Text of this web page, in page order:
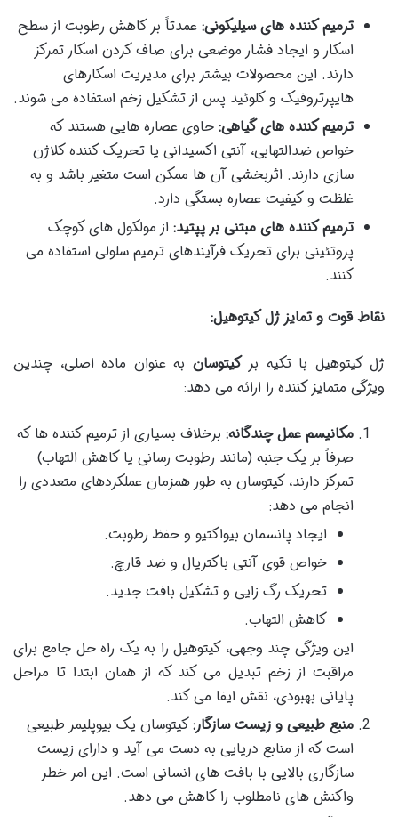
ترمیم کننده های سیلیکونی: عمدتاً بر کاهش رطوبت از سطح
اسکار و ایجاد فشار موضعی برای صاف کردن اسکار تمرکز
دارند. این محصولات بیشتر برای مدیریت اسکارهای
هایپرتروفیک و کلوئید پس از تشکیل زخم استفاده می شوند.
ترمیم کننده های گیاهی: حاوی عصاره هایی هستند که
خواص ضدالتهابی، آنتی اکسیدانی یا تحریک کننده کلاژن
سازی دارند. اثربخشی آن ها ممکن است متغیر باشد و به
غلظت و کیفیت عصاره بستگی دارد.
ترمیم کننده های مبتنی بر پپتید: از مولکول های کوچک
پروتئینی برای تحریک فرآیندهای ترمیم سلولی استفاده می
کنند.
نقاط قوت و تمایز ژل کیتوهیل:
ژل کیتوهیل با تکیه برکیتوسان به عنوان ماده اصلی، چندین
ویژگی متمایز کننده را ارائه می دهد:
مکانیسم عمل چندگانه: برخلاف بسیاری از ترمیم کننده ها که
صرفاً بر یک جنبه (مانند رطوبت رسانی یا کاهش التهاب)
تمرکز دارند، کیتوسان به طور همزمان عملکردهای متعددی را
انجام می دهد:
ایجاد پانسمان بیواکتیو و حفظ رطوبت.
خواص قوی آنتی باکتریال و ضد قارچ.
تحریک رگ زایی و تشکیل بافت جدید.
کاهش التهاب.
این ویژگی چند وجهی، کیتوهیل را به یک راه حل جامع برای
مراقبت از زخم تبدیل می کند که از همان ابتدا تا مراحل
پایانی بهبودی، نقش ایفا می کند.
منبع طبیعی و زیست سازگار:کیتوسان یک بیوپلیمر طبیعی
است که از منابع دریایی به دست می آید و دارای زیست
سازگاری بالایی با بافت های انسانی است. این امر خطر
واکنش های نامطلوب را کاهش می دهد.